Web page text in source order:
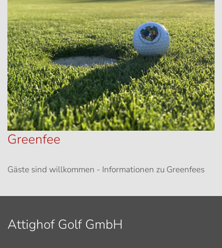
Greenfee
Gäste sind willkommen - Informationen zu Greenfees
Attighof Golf GmbH